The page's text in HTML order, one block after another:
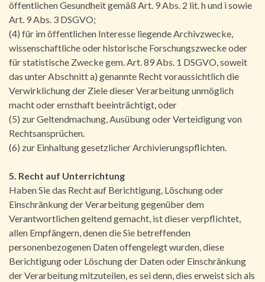
öffentlichen Gesundheit gemäß Art. 9 Abs. 2 lit. h und i sowie
Art. 9 Abs. 3 DSGVO;
(4) für im öffentlichen Interesse liegende Archivzwecke,
wissenschaftliche oder historische Forschungszwecke oder
für statistische Zwecke gem. Art. 89 Abs. 1 DSGVO, soweit
das unter Abschnitt a) genannte Recht voraussichtlich die
Verwirklichung der Ziele dieser Verarbeitung unmöglich
macht oder ernsthaft beeinträchtigt, oder
(5) zur Geltendmachung, Ausübung oder Verteidigung von
Rechtsansprüchen.
(6) zur Einhaltung gesetzlicher Archivierungspflichten.
5. Recht auf Unterrichtung
Haben Sie das Recht auf Berichtigung, Löschung oder
Einschränkung der Verarbeitung gegenüber dem
Verantwortlichen geltend gemacht, ist dieser verpflichtet,
allen Empfängern, denen die Sie betreffenden
personenbezogenen Daten offengelegt wurden, diese
Berichtigung oder Löschung der Daten oder Einschränkung
der Verarbeitung mitzuteilen, es sei denn, dies erweist sich als